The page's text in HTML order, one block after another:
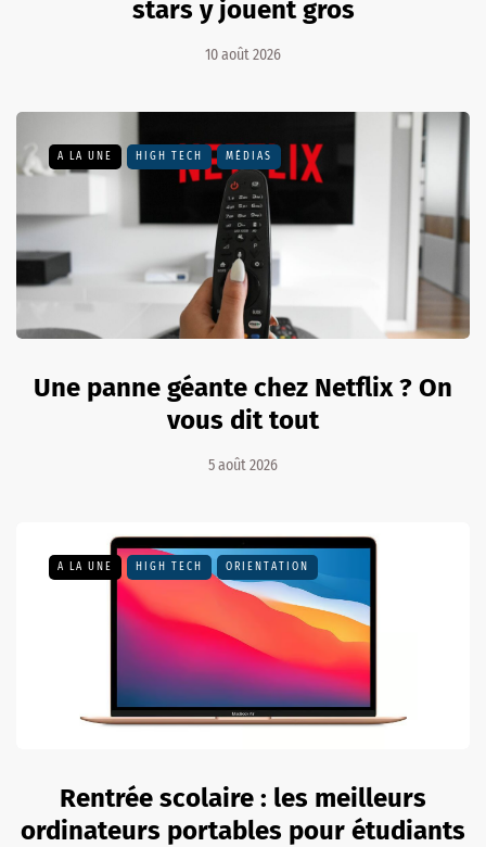
stars y jouent gros
10 août 2026
A LA UNE HIGH TECH MÉDIAS
Une panne géante chez Netflix ? On
vous dit tout
5 août 2026
A LA UNE HIGH TECH ORIENTATION
Rentrée scolaire : les meilleurs
ordinateurs portables pour étudiants